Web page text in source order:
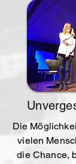
Die
vielen
die Chance,